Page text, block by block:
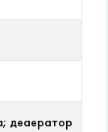
деаератор